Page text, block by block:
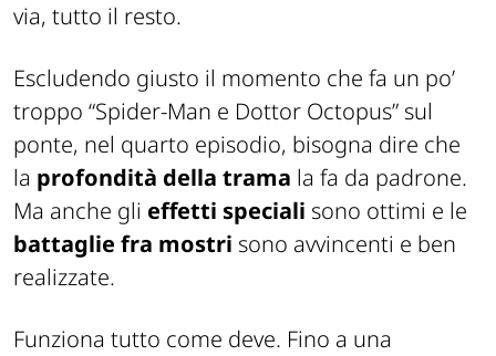
via, tutto il resto.
Escludendo giusto il momento che fa un po’
troppo “Spider-Man e Dottor Octopus” sul
ponte, nel quarto episodio, bisogna dire che
la profondità della trama la fa da padrone.
Ma anche gli effetti speciali sono ottimi e le
battaglie fra mostri sono avvincenti e ben
realizzate.
Funziona tutto come deve. Fino a una